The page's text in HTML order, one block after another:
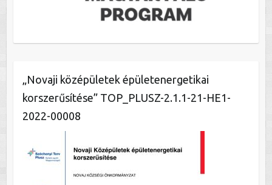
„Novaji középületek épületenergetikai
korszerűsítése” TOP_PLUSZ-2.1.1-21-HE1-
2022-00008